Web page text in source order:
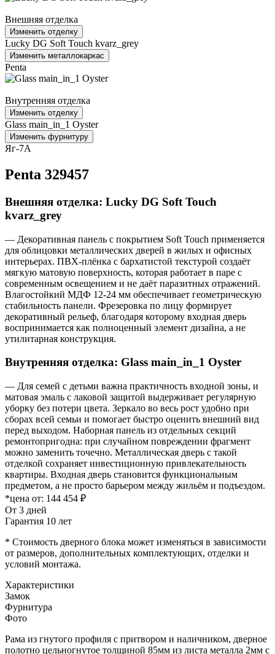
Внешняя отделка
Изменить отделку
Lucky DG Soft Touch kvarz_grey
Изменить металлокаркас
Penta
Внутренняя отделка
Изменить отделку
Glass main_in_1 Oyster
Изменить фурнитуру
Яг-7А
Penta 329457
Внешняя отделка: Lucky DG Soft Touch
kvarz_grey
— Декоративная панель с покрытием Soft Touch применяется
для облицовки металлических дверей в жилых и офисных
интерьерах. ПВХ-плёнка с бархатистой текстурой создаёт
мягкую матовую поверхность, которая работает в паре с
современным освещением и не даёт паразитных отражений.
Влагостойкий МДФ 12-24 мм обеспечивает геометрическую
стабильность панели. Фрезеровка по лицу формирует
декоративный рельеф, благодаря которому входная дверь
воспринимается как полноценный элемент дизайна, а не
утилитарная конструкция.
Внутренняя отделка: Glass main_in_1 Oyster
— Для семей с детьми важна практичность входной зоны, и
матовая эмаль с лаковой защитой выдерживает регулярную
уборку без потери цвета. Зеркало во весь рост удобно при
сборах всей семьи и помогает быстро оценить внешний вид
перед выходом. Наборная панель из отдельных секций
ремонтопригодна: при случайном повреждении фрагмент
можно заменить точечно. Металлическая дверь с такой
отделкой сохраняет инвестиционную привлекательность
квартиры. Входная дверь становится функциональным
предметом, а не просто барьером между жильём и подъездом.
*цена от: 144 454 ₽
От 3 дней
Гарантия 10 лет
* Стоимость дверного блока может изменяться в зависимости
от размеров, дополнительных комплектующих, отделки и
условий монтажа.
Характеристики
Замок
Фурнитура
Фото
Рама из гнутого профиля с притвором и наличником, дверное
полотно цельногнутое толщиной 85мм из листа металла 2мм c